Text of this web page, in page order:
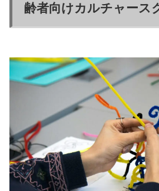
齢者向けカルチャース